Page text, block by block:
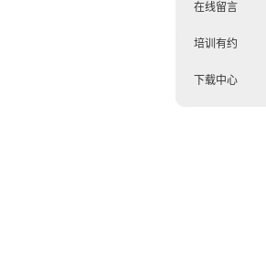
在线留言
培训有约
下载中心